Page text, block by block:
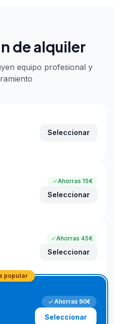
de alquiler
equipo profesional y
Seleccionar
Ahorras 15€
Seleccionar
Ahorras 45€
Seleccionar
popular
Ahorras 90€
Seleccionar